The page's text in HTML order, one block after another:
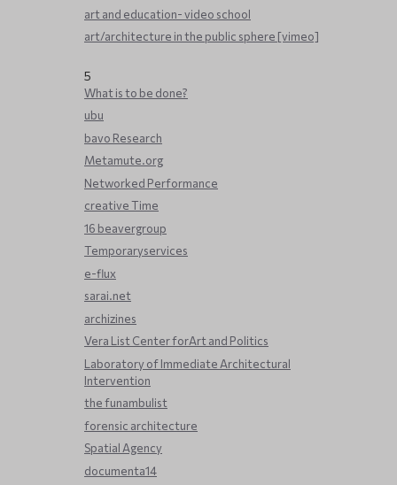
art and education- video school
art/architecture in the public sphere [vimeo]
5
What is to be done?
ubu
bavo Research
Metamute.org
Networked Performance
creative Time
16 beavergroup
Temporaryservices
e-flux
sarai.net
archizines
Vera List Center forArt and Politics
Laboratory of Immediate Architectural
Intervention
the funambulist
forensic architecture
Spatial Agency
documenta14